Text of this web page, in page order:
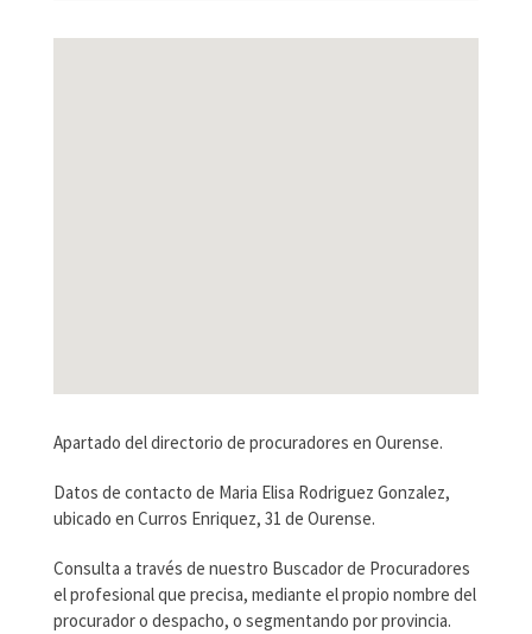
Apartado del directorio de procuradores en Ourense.
Datos de contacto de Maria Elisa Rodriguez Gonzalez,
ubicado en Curros Enriquez, 31 de Ourense.
Consulta a través de nuestro Buscador de Procuradores
el profesional que precisa, mediante el propio nombre del
procurador o despacho, o segmentando por provincia.